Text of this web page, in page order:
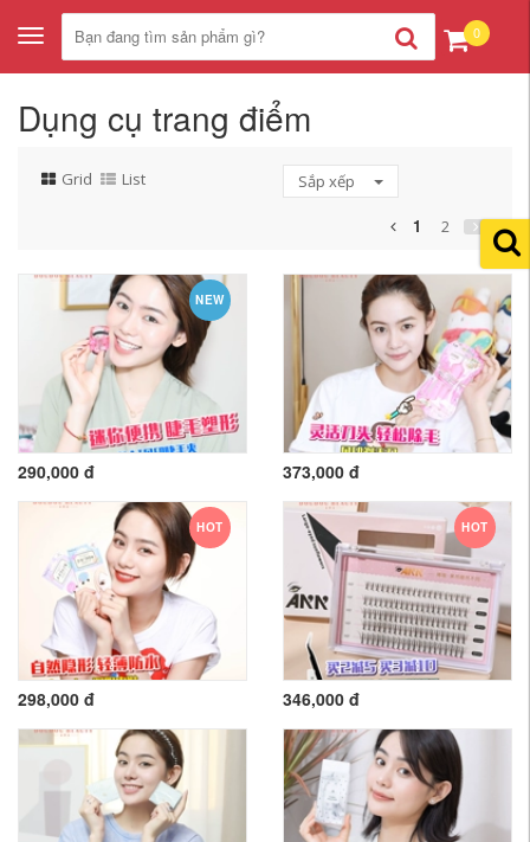
Toggle
navigation
0
Dụng cụ trang điểm
Grid List Sắp xếp
1 2
NEW
290,000 đ 373,000 đ
HOT
298,000 đ
HOT
346,000 đ